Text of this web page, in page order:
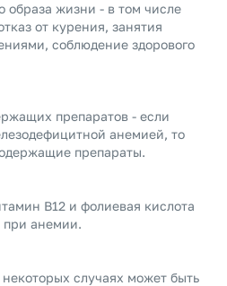
образа жизни - в том числе
от курения, занятия
соблюдение здорового
препаратов - если
анемией, то
препараты.
В12 и фолиевая кислота
при анемии.
случаях может быть